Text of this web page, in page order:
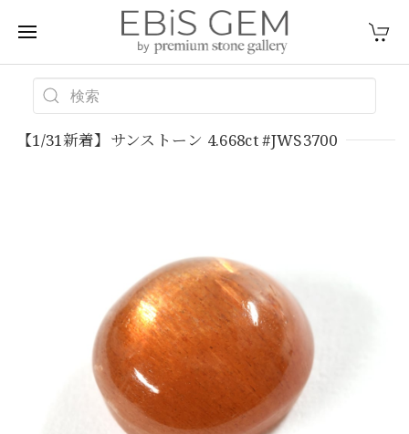
【1/31新着】サンストーン 4.668ct #JWS3700